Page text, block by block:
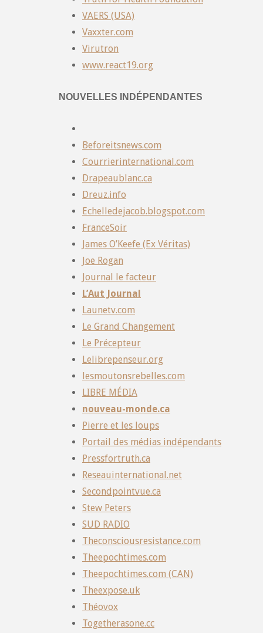
VAERS (USA)
Vaxxter.com
Virutron
www.react19.org
NOUVELLES INDÉPENDANTES
Beforeitsnews.com
Courrierinternational.com
Drapeaublanc.ca
Dreuz.info
Echelledejacob.blogspot.com
FranceSoir
James O’Keefe (Ex Véritas)
Joe Rogan
Journal le facteur
L’Aut Journal
Launetv.com
Le Grand Changement
Le Précepteur
Lelibrepenseur.org
lesmoutonsrebelles.com
LIBRE MÉDIA
nouveau-monde.ca
Pierre et les loups
Portail des médias indépendants
Pressfortruth.ca
Reseauinternational.net
Secondpointvue.ca
Stew Peters
SUD RADIO
Theconsciousresistance.com
Theepochtimes.com
Theepochtimes.com (CAN)
Theexpose.uk
Théovox
Togetherasone.cc